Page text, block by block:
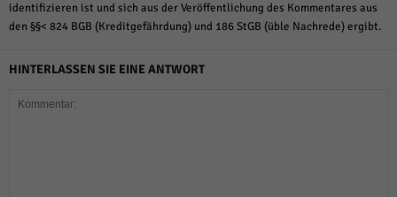
identifizieren ist und sich aus der Veröffentlichung des Kommentares aus
den §§< 824 BGB (Kreditgefährdung) und 186 StGB (üble Nachrede) ergibt.
HINTERLASSEN SIE EINE ANTWORT